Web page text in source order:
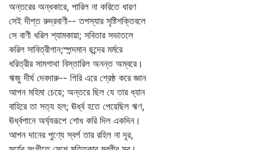
অন্তরের অন্ধকারে, পারিল না করিতে ধারণ
সেই দীপ্ত রুদ্রবাণী-- তপস্যার সৃষ্টিশক্তিবলে
সে বাণী ধরিল শ্যামকায়া; সবিতার সভাতলে
করিল সাবিত্রীগান;স্পন্দমান ছন্দের মর্মরে
ধরিত্রীর সামগাথা বিস্তারিল অনন্ত অম্বরে।
ঋজু দীর্ঘ দেবদারু-- গিরি এরে শ্রেষ্ঠ করে জ্ঞান
আপন মহিমা চেয়ে; অন্তরে ছিল যে তার ধ্যান
বাহিরে তা সত্য হল; ঊর্ধ্ব হতে পেয়েছিল ঋণ,
ঊর্ধ্বপানে অর্ঘ্যরূপে শোধ করি দিল একদিন।
আপন দানের পুণ্যে স্বর্গ তার রহিল না দূর,